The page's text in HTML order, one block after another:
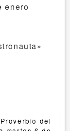
enero
Proverbio del